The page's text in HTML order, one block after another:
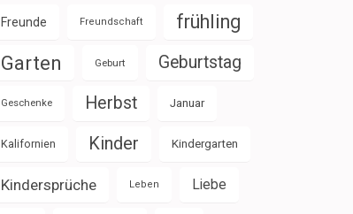
Freunde Freundschaft frühling
Garten Geburt Geburtstag
Geschenke Herbst Januar
Kalifornien Kinder Kindergarten
Kindersprüche Leben Liebe